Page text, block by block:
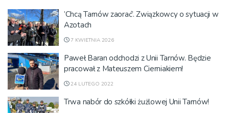
’Chcą Tarnów zaorać’. Związkowcy o sytuacji w
Azotach
7 KWIETNIA 2026
Paweł Baran odchodzi z Unii Tarnów. Będzie
pracował z Mateuszem Cierniakiem!
24 LUTEGO 2022
Trwa nabór do szkółki żużlowej Unii Tarnów!